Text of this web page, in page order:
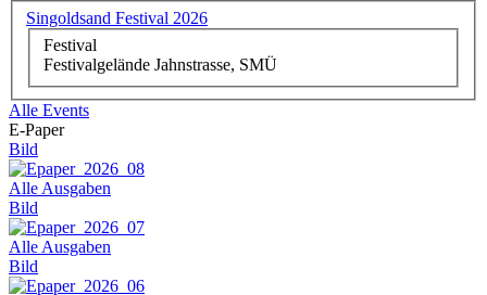
Singoldsand Festival 2026
Festival
Festivalgelände Jahnstrasse, SMÜ
Alle Events
E-Paper
Bild
Alle Ausgaben
Bild
Alle Ausgaben
Bild